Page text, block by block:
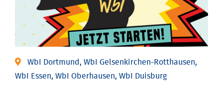
WbI Dortmund, WbI Gelsenkirchen-Rotthausen,
WbI Essen, WbI Oberhausen, WbI Duisburg